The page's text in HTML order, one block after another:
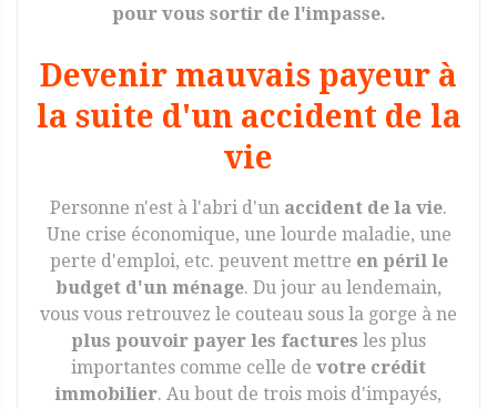
pour vous sortir de l'impasse.
Devenir mauvais payeur à
la suite d'un accident de la
vie
Personne n'est à l'abri d'un accident de la vie.
Une crise économique, une lourde maladie, une
perte d'emploi, etc. peuvent mettre en péril le
budget d'un ménage. Du jour au lendemain,
vous vous retrouvez le couteau sous la gorge à ne
plus pouvoir payer les factures les plus
importantes comme celle de votre crédit
immobilier. Au bout de trois mois d'impayés,